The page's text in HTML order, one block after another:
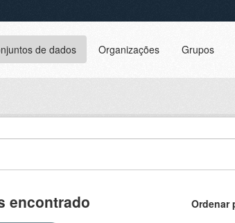
de dados Organizações Grupos
Ordenar
encontrado